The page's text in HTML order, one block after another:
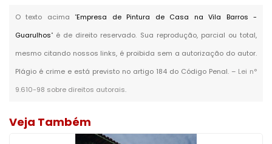
O texto acima "Empresa de Pintura de Casa na Vila Barros -
Guarulhos" é de direito reservado. Sua reprodução, parcial ou total,
mesmo citando nossos links, é proibida sem a autorização do autor.
Plágio é crime e está previsto no artigo 184 do Código Penal. – Lei n°
9.610-98 sobre direitos autorais.
Veja Também